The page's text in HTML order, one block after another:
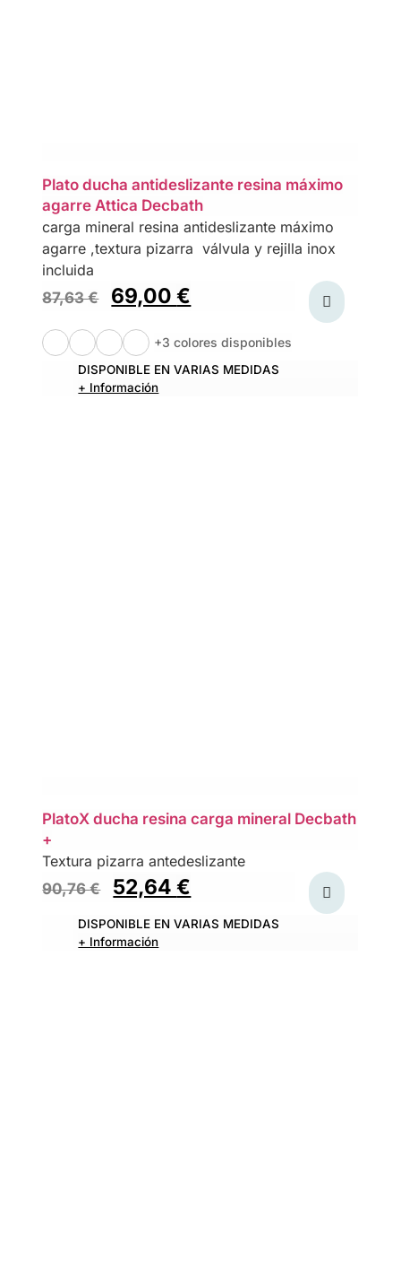
Plato ducha antideslizante resina máximo
agarre Attica Decbath
carga mineral resina antideslizante máximo
agarre ,textura pizarra válvula y rejilla inox
incluida
87,63€ 69,00€
+3 colores disponibles
DISPONIBLE EN VARIAS MEDIDAS
+ Información
PlatoX ducha resina carga mineral Decbath
+
Textura pizarra antedeslizante
90,76€ 52,64€
DISPONIBLE EN VARIAS MEDIDAS
+ Información